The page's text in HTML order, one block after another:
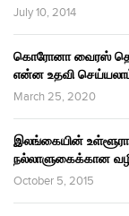
July 10, 2014
கொரோனா வைரஸ்
என்ன உதவி
March 25, 2020
இலங்கையின்
நல்லாளுகைக்கான
October 5, 2015